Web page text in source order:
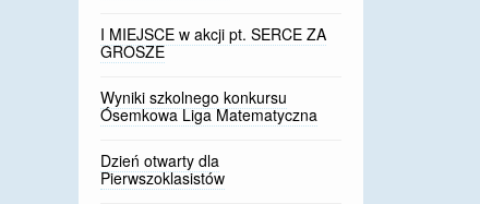
I MIEJSCE w akcji pt. SERCE ZA
GROSZE
Wyniki szkolnego konkursu
Ósemkowa Liga Matematyczna
Dzień otwarty dla
Pierwszoklasistów